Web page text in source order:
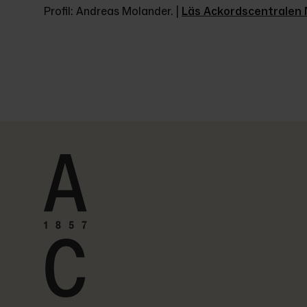
Profil: Andreas Molander. | Läs Ackordscentralen